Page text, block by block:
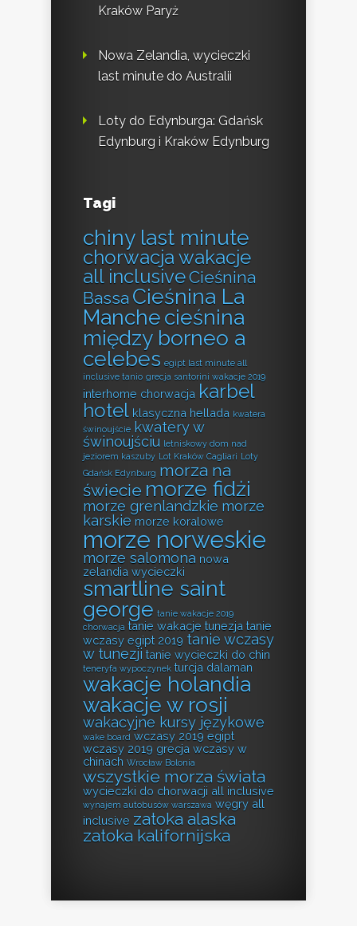
Kraków Paryż
Nowa Zelandia, wycieczki
last minute do Australii
Loty do Edynburga: Gdańsk
Edynburg i Kraków Edynburg
Tagi
chiny last minute
chorwacja wakacje
all inclusiveCieśnina
Bassa Cieśnina La
Manchecieśnina
między borneo a
celebes egipt last minute all
inclusive tanio grecja santorini wakacje 2019
interhome chorwacja karbel
hotel klasyczna hellada kwatera
świnoujście kwatery w
świnoujściu letniskowy dom nad
jeziorem kaszuby
Lot Kraków Cagliari
Loty
Gdańsk Edynburg morza na
świecie morze fidżi
morze grenlandzkie morze
karskie morze koralowe
morze norweskie
morze salomona nowa
zelandia wycieczki
smartline saint
george tanie wakacje 2019
chorwacja tanie wakacje tunezja tanie
wczasy egipt 2019 tanie wczasy
w tunezji tanie wycieczki do chin
teneryfa wypoczynek turcja dalaman
wakacje holandia
wakacje w rosji
wakacyjne kursy językowe
wake board wczasy 2019 egipt
wczasy 2019 grecja wczasy w
chinach Wrocław Bolonia
wszystkie morza świata
wycieczki do chorwacji all inclusive
wynajem autobusów warszawa węgry all
inclusive zatoka alaska
zatoka kalifornijska